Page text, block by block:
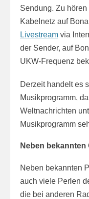
Sendung. Zu
Kabelnetz auf
Livestream via
der Sender, auf
UKW-Frequenz
Derzeit handelt es
Musikprogramm,
Weltnachrichten
Musikprogramm
Neben bekannten
Neben bekannten
auch viele Perlen
die bei anderen